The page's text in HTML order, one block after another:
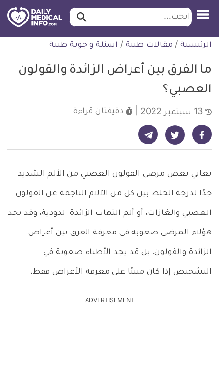
التخطي
للمحتوى
طبية
ابحث ابحث…
الرئيسية / مقالات طبية / اسئلة واجوبة طبية
ما الفرق بين أعراض الزائدة والقولون
العصبي؟
دقيقتان قراءة
شارك على فيسبوك - ديلي ميديكال انفو شارك على تويتر - ديلي ميديكال انفو شارك على تيليجرام - ديلي ميديكال انفو
يعاني بعض مرضى القولون العصبي من الألم الشديد
جدًا لدرجة الخلط بين كل من الآلام الناجمة عن القولون
العصبي والغازات، أو ألم التهاب الزائدة الدودية، وقد يجد
هؤلاء المرضى صعوبة في معرفة الفرق بين أعراض
الزائدة والقولون، بل قد يجد الأطباء صعوبة في
التشخيص إذا كان مبنيًا على معرفة الأعراض فقط.
ADVERTISEMENT